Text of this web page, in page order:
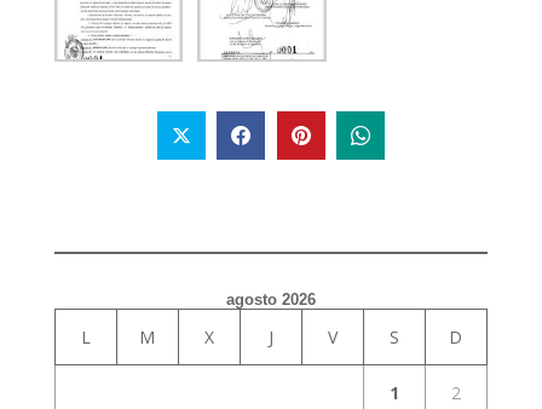
agosto 2026
L M X J V S D
1 2